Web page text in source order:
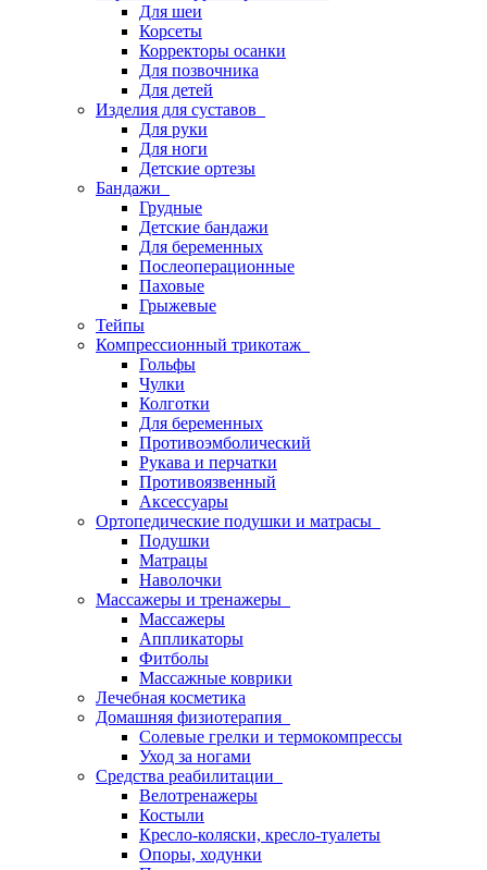
Для шеи
Корсеты
Корректоры осанки
Для позвочника
Для детей
Изделия для суставов
Для руки
Для ноги
Детские ортезы
Бандажи
Грудные
Детские бандажи
Для беременных
Послеоперационные
Паховые
Грыжевые
Тейпы
Компрессионный трикотаж
Гольфы
Чулки
Колготки
Для беременных
Противоэмболический
Рукава и перчатки
Противоязвенный
Аксессуары
Ортопедические подушки и матрасы
Подушки
Матрацы
Наволочки
Массажеры и тренажеры
Массажеры
Аппликаторы
Фитболы
Массажные коврики
Лечебная косметика
Домашняя физиотерапия
Солевые грелки и термокомпрессы
Уход за ногами
Средства реабилитации
Велотренажеры
Костыли
Кресло-коляски, кресло-туалеты
Опоры, ходунки